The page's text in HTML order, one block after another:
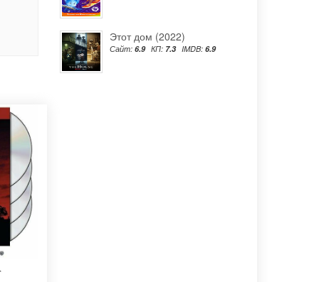
Этот дом (2022)
Сайт: 6.9 КП: 7.3 IMDB: 6.9